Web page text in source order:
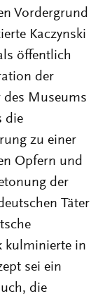
Vordergrund
Kaczynski
öffentlich
der
des Museums
die
zu einer
Opfern und
der
Täter
kulminierte in
sei ein
die